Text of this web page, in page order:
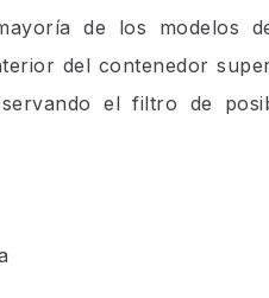
de los modelos
del contenedor
el filtro de